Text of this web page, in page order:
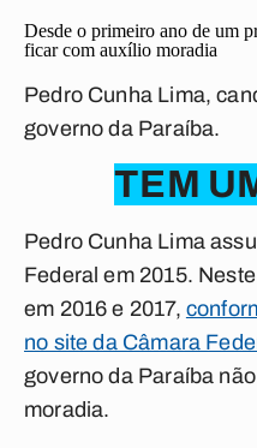
Desde o primeiro ano de um
ficar com auxílio moradia
Pedro Cunha Lima,
governo da Paraíba.
TEM
Pedro Cunha Lima
Federal em 2015.
em 2016 e 2017,
no site da Câmara
governo da Paraíba
moradia.